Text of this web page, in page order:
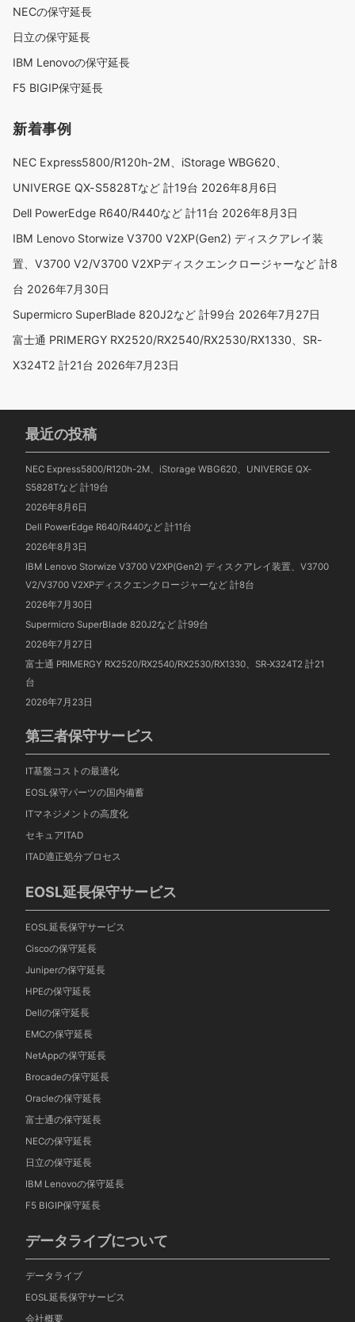
NECの保守延長
日立の保守延長
IBM Lenovoの保守延長
F5 BIGIP保守延長
新着事例
NEC Express5800/R120h-2M、iStorage WBG620、
UNIVERGE QX-S5828Tなど 計19台 2026年8月6日
Dell PowerEdge R640/R440など 計11台 2026年8月3日
IBM Lenovo Storwize V3700 V2XP(Gen2) ディスクアレイ装
置、V3700 V2/V3700 V2XPディスクエンクロージャーなど 計8
台 2026年7月30日
Supermicro SuperBlade 820J2など 計99台 2026年7月27日
富士通 PRIMERGY RX2520/RX2540/RX2530/RX1330、SR-
X324T2 計21台 2026年7月23日
最近の投稿
NEC Express5800/R120h-2M、iStorage WBG620、UNIVERGE QX-
S5828Tなど 計19台
2026年8月6日
Dell PowerEdge R640/R440など 計11台
2026年8月3日
IBM Lenovo Storwize V3700 V2XP(Gen2) ディスクアレイ装置、V3700
V2/V3700 V2XPディスクエンクロージャーなど 計8台
2026年7月30日
Supermicro SuperBlade 820J2など 計99台
2026年7月27日
富士通 PRIMERGY RX2520/RX2540/RX2530/RX1330、SR-X324T2 計21
台
2026年7月23日
第三者保守サービス
IT基盤コストの最適化
EOSL保守パーツの国内備蓄
ITマネジメントの高度化
セキュアITAD
ITAD適正処分プロセス
EOSL延長保守サービス
EOSL延長保守サービス
Ciscoの保守延長
Juniperの保守延長
HPEの保守延長
Dellの保守延長
EMCの保守延長
NetAppの保守延長
Brocadeの保守延長
Oracleの保守延長
富士通の保守延長
NECの保守延長
日立の保守延長
IBM Lenovoの保守延長
F5 BIGIP保守延長
データライブについて
データライブ
EOSL延長保守サービス
会社概要